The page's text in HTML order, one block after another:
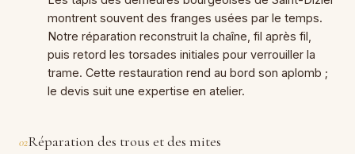
montrent souvent des franges usées par le temps.
Notre réparation reconstruit la chaîne, fil après fil,
puis retord les torsades initiales pour verrouiller la
trame. Cette restauration rend au bord son aplomb ;
le devis suit une expertise en atelier.
02Réparation des trous et des mites